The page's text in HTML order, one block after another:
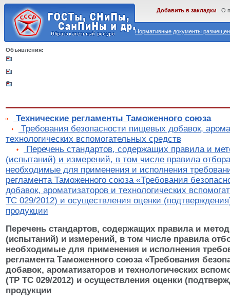
Нормативные документы
Добавить в закладки О
Объявления:
Технические регламенты Таможенного союза
Требования безопасности пищевых добавок,
технологических вспомогательных средств
Перечень стандартов, содержащих правила и
(испытаний) и измерений, в том числе правила
необходимые для применения и исполнения
регламента Таможенного союза «Требования
добавок, ароматизаторов и технологических
ТС 029/2012) и осуществления оценки
продукции
Перечень стандартов, содержащих правила и
(испытаний) и измерений, в том числе правила
необходимые для применения и исполнения
регламента Таможенного союза «Требования
добавок, ароматизаторов и технологических
(ТР ТС 029/2012) и осуществления оценки
продукции